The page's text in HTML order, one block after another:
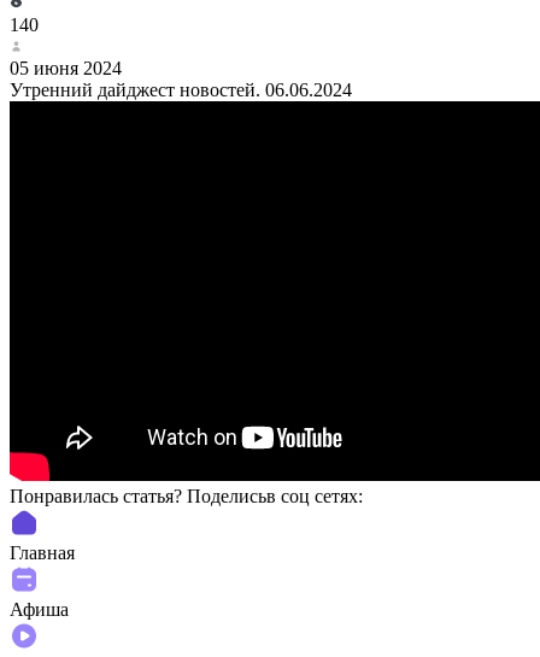
140
05 июня 2024
Утренний дайджест новостей. 06.06.2024
Понравилась статья? Поделиcьв соц сетях:
Главная
Афиша